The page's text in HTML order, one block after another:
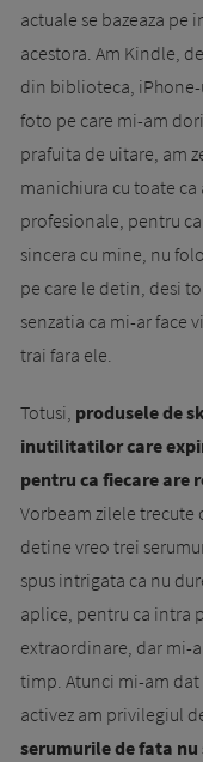
actuale se bazeaza pe
acestora. Am Kindle,
din biblioteca,
foto pe care mi-am
prafuita de uitare, am
manichiura cu toate
profesionale, pentru
sincera cu mine, nu
pe care le detin, desi
senzatia ca mi-ar face
trai fara ele.
Totusi, produsele de
inutilitatilor care
pentru ca fiecare are
Vorbeam zilele trecute
detine vreo trei
spus intrigata ca nu
aplice, pentru ca intra
extraordinare, dar mi-
timp. Atunci mi-am
activez am privilegiul
serumurile de fata